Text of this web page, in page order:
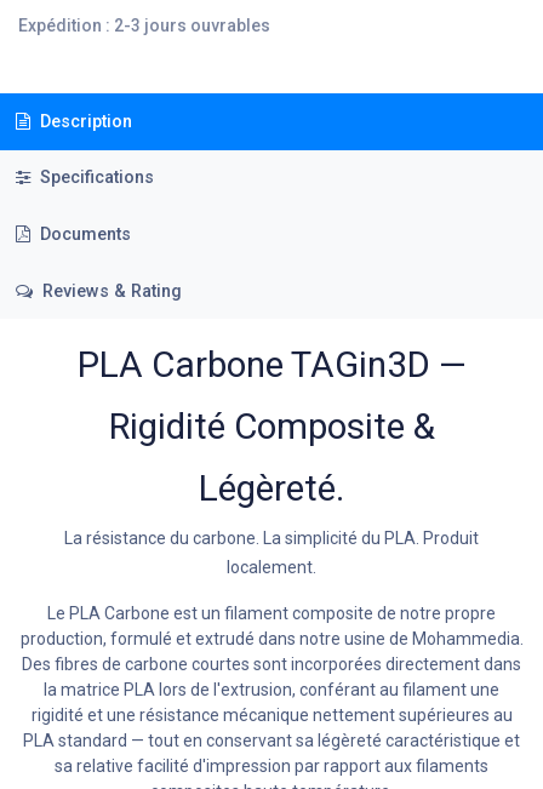
Expédition : 2-3 jours ouvrables
Description
Specifications
Documents
Reviews & Rating
PLA Carbone TAGin3D —
Rigidité Composite &
Légèreté.
La résistance du carbone. La simplicité du PLA. Produit
localement.
Le PLA Carbone est un filament composite de notre propre
production, formulé et extrudé dans notre usine de Mohammedia.
Des fibres de carbone courtes sont incorporées directement dans
la matrice PLA lors de l'extrusion, conférant au filament une
rigidité et une résistance mécanique nettement supérieures au
PLA standard — tout en conservant sa légèreté caractéristique et
sa relative facilité d'impression par rapport aux filaments